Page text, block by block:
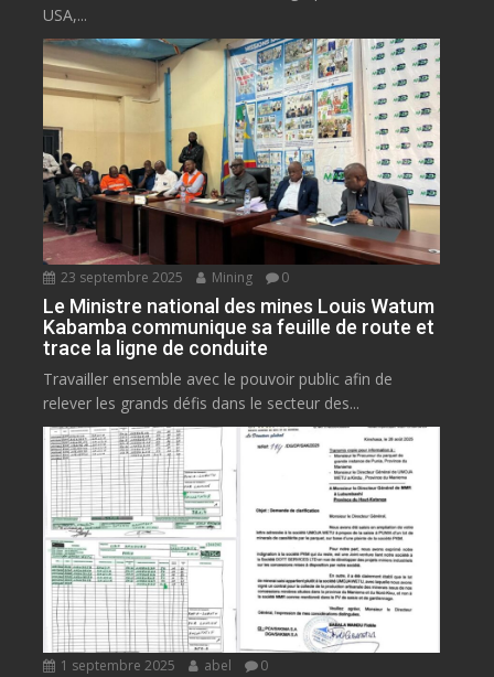
USA,...
23 septembre 2025 Mining 0
Le Ministre national des mines Louis Watum
Kabamba communique sa feuille de route et
trace la ligne de conduite
Travailler ensemble avec le pouvoir public afin de
relever les grands défis dans le secteur des...
1 septembre 2025 abel 0